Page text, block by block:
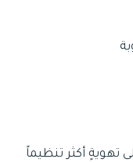
تهويةٍ أكثر تنظيماً